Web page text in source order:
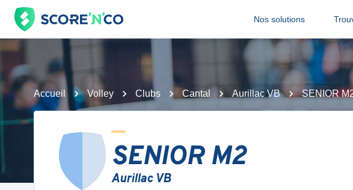
Nos solutions
Accueil Volley Clubs Cantal Aurillac VB SENIOR
SENIOR M2
Aurillac VB